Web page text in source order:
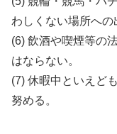
わしくない場所への
(6) 飲酒や喫煙等の
はならない。
(7) 休暇中といえど
努める。